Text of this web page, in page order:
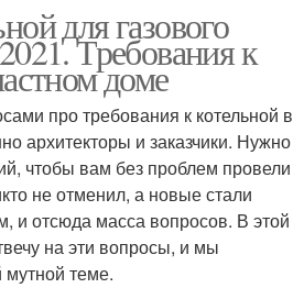
для газового
Требования к
доме
про требования к котельной в
архитекторы и заказчики. Нужно
чтобы вам без проблем провели
не отменил, а новые стали
и отсюда масса вопросов. В этой
на эти вопросы, и мы
мутной теме.